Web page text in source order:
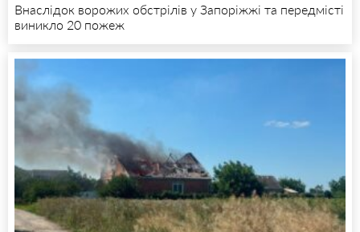
Внаслідок ворожих обстрілів у Запоріжжі та передмісті
виникло 20 пожеж